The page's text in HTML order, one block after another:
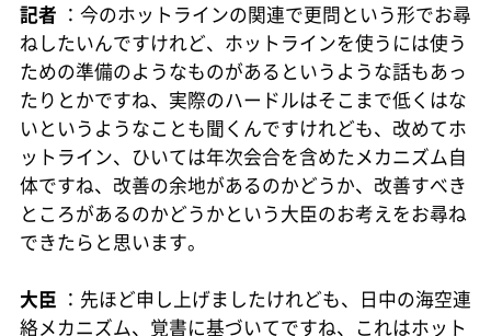
記者 ：今のホットラインの関連で更問という形でお尋
ねしたいんですけれど、ホットラインを使うには使う
ための準備のようなものがあるというような話もあっ
たりとかですね、実際のハードルはそこまで低くはな
いというようなことも聞くんですけれども、改めてホ
ットライン、ひいては年次会合を含めたメカニズム自
体ですね、改善の余地があるのかどうか、改善すべき
ところがあるのかどうかという大臣のお考えをお尋ね
できたらと思います。
大臣 ：先ほど申し上げましたけれども、日中の海空連
絡メカニズム、覚書に基づいてですね、これはホット